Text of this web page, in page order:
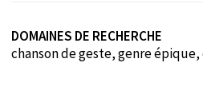
DOMAINES DE RECHERCHE
chanson de geste, genre